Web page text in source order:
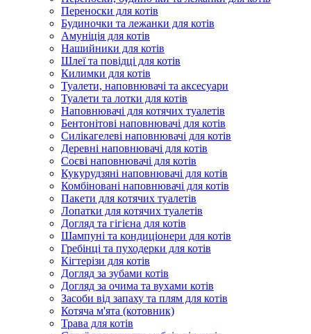
Переноски для котів
Будиночки та лежанки для котів
Амуніція для котів
Нашийники для котів
Шлеї та повідці для котів
Килимки для котів
Туалети, наповнювачі та аксесуари
Туалети та лотки для котів
Наповнювачі для котячих туалетів
Бентонітові наповнювачі для котів
Силікагелеві наповнювачі для котів
Деревні наповнювачі для котів
Соєві наповнювачі для котів
Кукурудзяні наповнювачі для котів
Комбіновані наповнювачі для котів
Пакети для котячих туалетів
Лопатки для котячих туалетів
Догляд та гігієна для котів
Шампуні та кондиціонери для котів
Гребінці та пуходерки для котів
Кігтерізи для котів
Догляд за зубами котів
Догляд за очима та вухами котів
Засоби від запаху та плям для котів
Котяча м'ята (котовник)
Трава для котів